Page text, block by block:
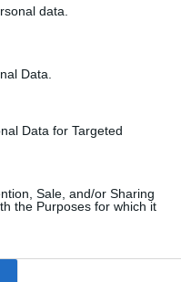
data.
Data.
Data for Targeted
Sale, and/or Sharing
the Purposes for which it
φώτα μου, ωσάν new-age
λιώσω κάθε ποιοτικό
χιούμορ και εδώδιμο